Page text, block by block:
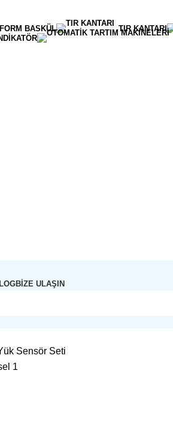
BASKÜL TIR KANTARI
BIZE ULAŞIN
Sensör Seti